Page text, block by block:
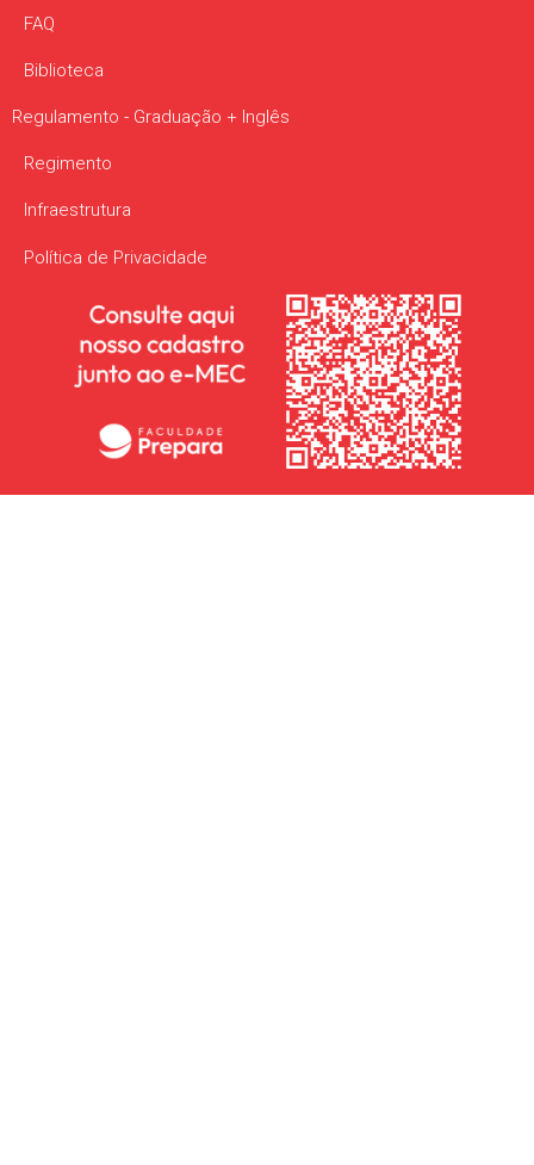
FAQ
Biblioteca
Regulamento - Graduação + Inglês
Regimento
Infraestrutura
Política de Privacidade